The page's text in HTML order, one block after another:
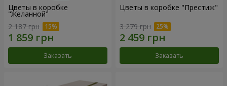
Цветы в коробке
"Желанной"
2 187 грн
Заказать
Цветы в коробке "Престиж"
3 279 грн
Заказать